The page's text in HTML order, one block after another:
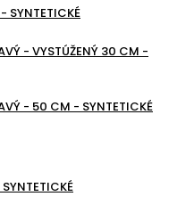
SYNTETICKÉ
- VYSTÚŽENÝ 30 CM -
- 50 CM - SYNTETICKÉ